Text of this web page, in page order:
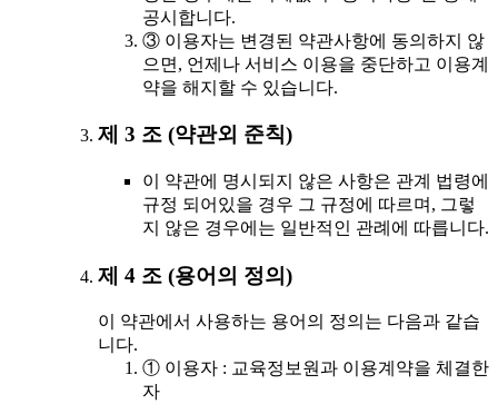
공시합니다.
③ 이용자는 변경된 약관사항에 동의하지 않
으면, 언제나 서비스 이용을 중단하고 이용계
약을 해지할 수 있습니다.
제 3 조 (약관외 준칙)
이 약관에 명시되지 않은 사항은 관계 법령에
규정 되어있을 경우 그 규정에 따르며, 그렇
지 않은 경우에는 일반적인 관례에 따릅니다.
제 4 조 (용어의 정의)
이 약관에서 사용하는 용어의 정의는 다음과 같습
니다.
① 이용자 : 교육정보원과 이용계약을 체결한
자